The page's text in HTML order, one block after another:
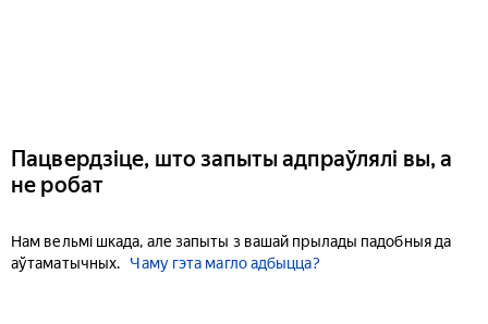
Пацвердзіце, што запыты адпраўлялі вы, а
не робат
Нам вельмі шкада, але запыты з вашай прылады падобныя да
аўтаматычных.
Чаму гэта магло адбыцца?